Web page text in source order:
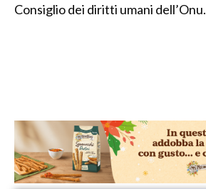
Consiglio dei diritti umani dell’Onu.